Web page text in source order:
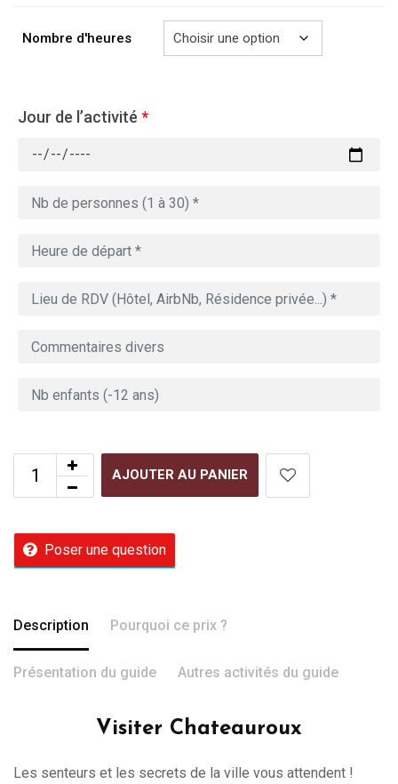
729.00€
Nombre d'heures
Jour de l’activité *
AJOUTER AU PANIER
Poser une question
Description Pourquoi ce prix ?
Présentation du guide Autres activités du guide
Visiter Chateauroux
Les senteurs et les secrets de la ville vous attendent !